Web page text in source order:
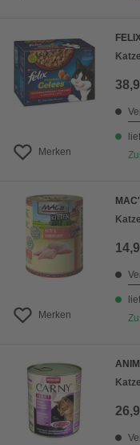
Merken
Merken